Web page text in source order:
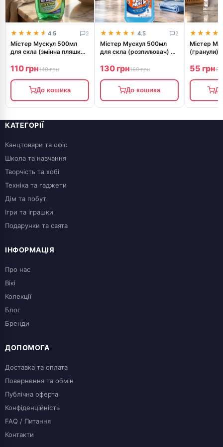
★★★★★
★★★★★ 4.5 2
Містер Мускул 500мл
для скла (змінна пляшка)
110 грн140 грн
До кошика
★★★★★
★★★★★ 4.5 2
Містер Мускул 500мл
для скла (розпилювач) та
спиртом (синій)
130 грн160 грн
До кошика
Містер
(гранули)
55 грн60
КАТЕГОРІЇ
Канцтовари та офіс
Школа та навчання
Творчість та хобі
Техніка та гаджети
Дім та побут
Ігри та іграшки
Подарунки та свята
ІНФОРМАЦІЯ
Про нас
Вікі
Колекції
Блог
Бренди
ДОПОМОГА
Доставка та оплата
Повернення та обмін
Публічна оферта
Конфіденційність
FAQ / Питання
Контакти